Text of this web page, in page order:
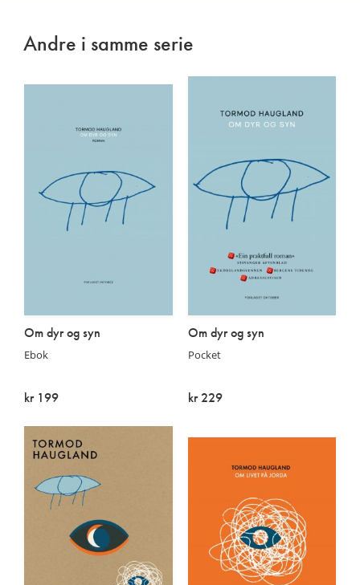
Andre i samme serie
Om dyr og syn
Ebok
kr 199
Om dyr og syn
Pocket
kr 229